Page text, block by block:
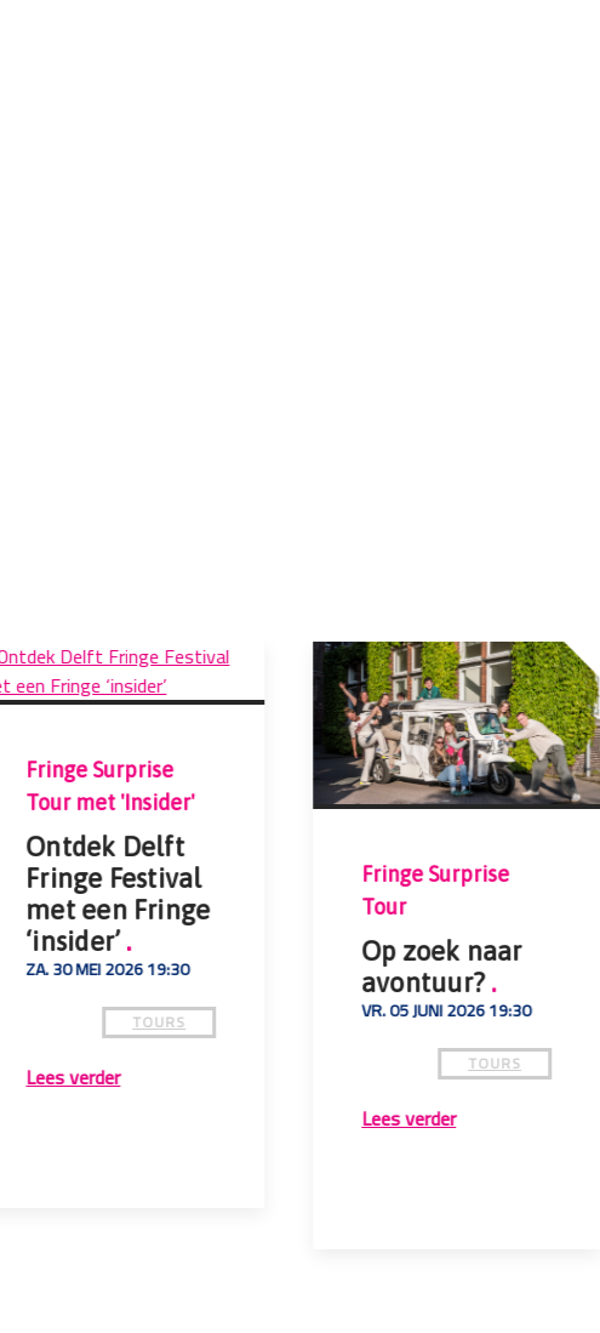
Fringe Surprise
Tour met 'Insider'
Ontdek Delft
Fringe Festival
met een Fringe
‘insider’.
ZA. 30 MEI 2026 19:30
TOURS
Lees verder
Fringe Surprise
Tour
Op zoek naar
avontuur?.
VR. 05 JUNI 2026 19:30
TOURS
Lees verder